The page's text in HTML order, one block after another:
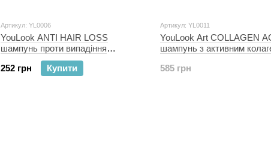
Артикул: YL0006
YouLook ANTI HAIR LOSS
шампунь проти випадіння
волосся 250 мл
252 грн
Купити
Артикул: YL0011
YouLook Art COLLAGEN
шампунь з активним
585 грн